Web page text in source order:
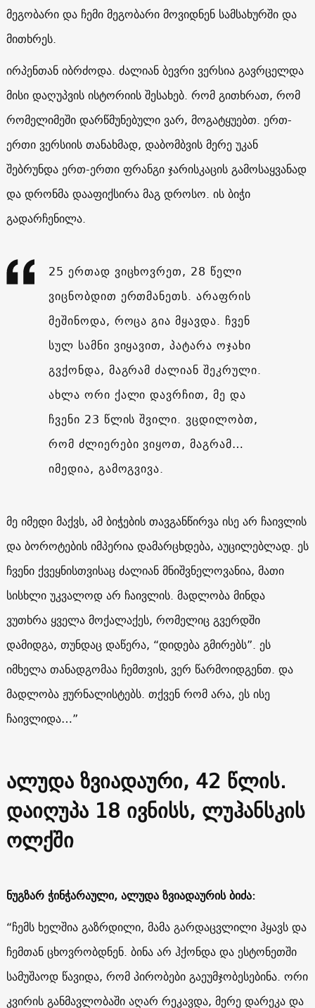
მეგობარი და ჩემი მეგობარი მოვიდნენ სამსახურში და
მითხრეს.
ირპენთან იბრძოდა. ძალიან ბევრი ვერსია გავრცელდა
მისი დაღუპვის ისტორიის შესახებ. რომ გითხრათ, რომ
რომელიმეში დარწმუნებული ვარ, მოგატყუებთ. ერთ-
ერთი ვერსიის თანახმად, დაბომბვის მერე უკან
შებრუნდა ერთ-ერთი ფრანგი ჯარისკაცის გამოსაყვანად
და დრონმა დააფიქსირა მაგ დროსო. ის ბიჭი
გადარჩენილა.
25 ერთად ვიცხოვრეთ, 28 წელი
ვიცნობდით ერთმანეთს. არაფრის
მეშინოდა, როცა გია მყავდა. ჩვენ
სულ სამნი ვიყავით, პატარა ოჯახი
გვქონდა, მაგრამ ძალიან შეკრული.
ახლა ორი ქალი დავრჩით, მე და
ჩვენი 23 წლის შვილი. ვცდილობთ,
რომ ძლიერები ვიყოთ, მაგრამ…
იმედია, გამოგვივა.
მე იმედი მაქვს, ამ ბიჭების თავგანწირვა ისე არ ჩაივლის
და ბოროტების იმპერია დამარცხდება, აუცილებლად. ეს
ჩვენი ქვეყნისთვისაც ძალიან მნიშვნელოვანია, მათი
სისხლი უკვალოდ არ ჩაივლის. მადლობა მინდა
ვუთხრა ყველა მოქალაქეს, რომელიც გვერდში
დამიდგა, თუნდაც დაწერა, “დიდება გმირებს”. ეს
იმხელა თანადგომაა ჩემთვის, ვერ წარმოიდგენთ. და
მადლობა ჟურნალისტებს. თქვენ რომ არა, ეს ისე
ჩაივლიდა…”
ალუდა ზვიადაური, 42 წლის.
დაიღუპა 18 ივნისს, ლუჰანსკის
ოლქში
ნუგზარ ჭინჭარაული, ალუდა ზვიადაურის ბიძა:
“ჩემს ხელშია გაზრდილი, მამა გარდაცვლილი ჰყავს და
ჩემთან ცხოვრობდნენ. ბინა არ ჰქონდა და ესტონეთში
სამუშაოდ წავიდა, რომ პირობები გაეუმჯობესებინა. ორი
კვირის განმავლობაში აღარ რეკავდა, მერე დარეკა და